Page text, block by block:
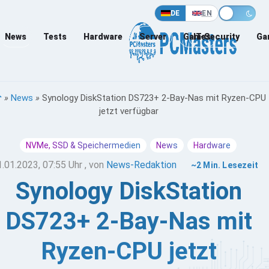
DE EN
News Tests Hardware Server Games
IT-Security
» News » Synology DiskStation DS723+ 2-Bay-Nas mit Ryzen-CPU
jetzt verfügbar
NVMe, SSD & Speichermedien News Hardware
07:55 Uhr , von News-Redaktion ~2 Min. Lesezeit
Synology DiskStation
DS723+ 2-Bay-Nas mit
Ryzen-CPU jetzt